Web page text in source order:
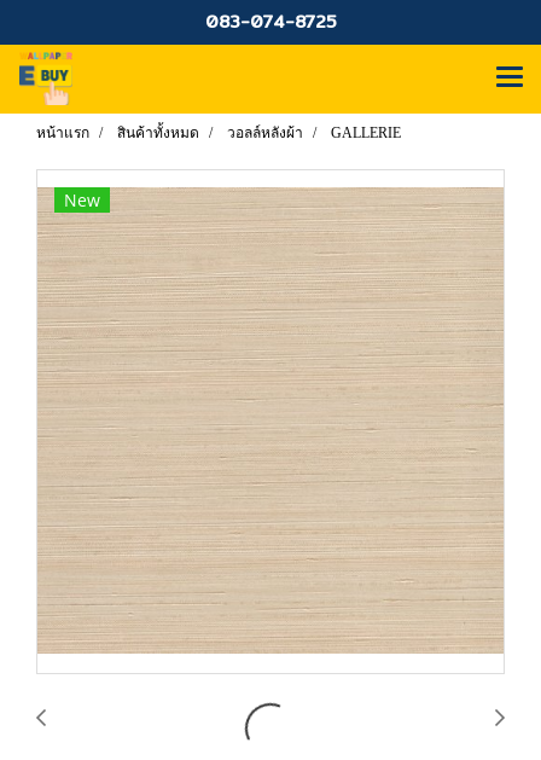
083-074-8725
หน้าแรก สินค้าทั้งหมด วอลล์หลังผ้า GALLERIE
New